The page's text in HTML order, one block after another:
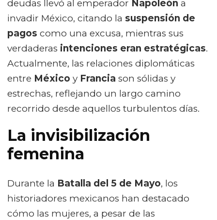
deudas llevó al emperador Napoleón a
invadir México, citando la suspensión de
pagos como una excusa, mientras sus
verdaderas intenciones eran estratégicas.
Actualmente, las relaciones diplomáticas
entre México y Francia son sólidas y
estrechas, reflejando un largo camino
recorrido desde aquellos turbulentos días.
La invisibilización
femenina
Durante la Batalla del 5 de Mayo, los
historiadores mexicanos han destacado
cómo las mujeres, a pesar de las